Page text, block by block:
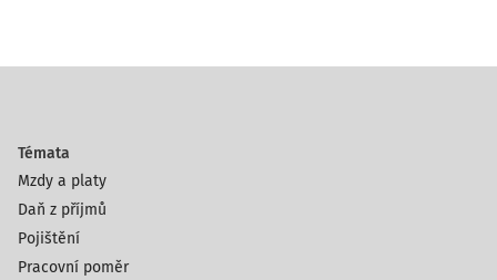
Témata
Mzdy a platy
Daň z příjmů
Pojištění
Pracovní poměr